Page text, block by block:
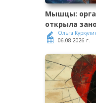
Мышцы:
открыла
Ольга
06.08.2026 г.